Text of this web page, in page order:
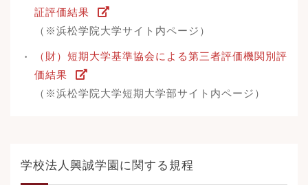
証評価結果
（※浜松学院大学サイト内ページ）
（財）短期大学基準協会による第三者評価機関別評
価結果
（※浜松学院大学短期大学部サイト内ページ）
学校法人興誠学園に関する規程